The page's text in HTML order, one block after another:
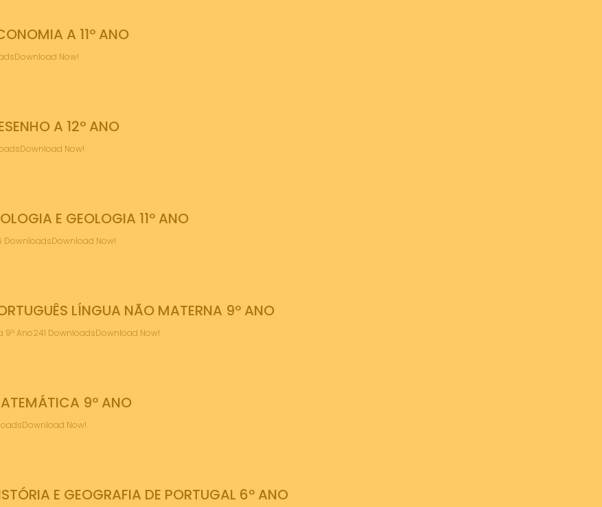
A 11º ANO
Now!
A 12º ANO
Now!
E GEOLOGIA 11º ANO
DownloadsDownload Now!
LÍNGUA NÃO MATERNA 9º ANO
Ano241 DownloadsDownload Now!
9º ANO
Now!
E GEOGRAFIA DE PORTUGAL 6º ANO